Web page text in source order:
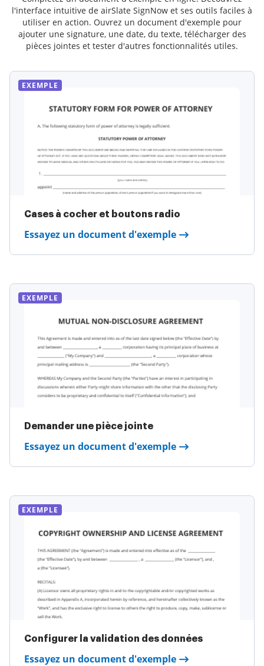
l'interface intuitive de airSlate SignNow et ses outils faciles à
utiliser en action. Ouvrez un document d'exemple pour
ajouter une signature, une date, du texte, télécharger des
pièces jointes et tester d'autres fonctionnalités utiles.
EXEMPLE
Cases à cocher et boutons radio
Essayez un document d'exemple
EXEMPLE
Demander une pièce jointe
Essayez un document d'exemple
EXEMPLE
Configurer la validation des données
Essayez un document d'exemple